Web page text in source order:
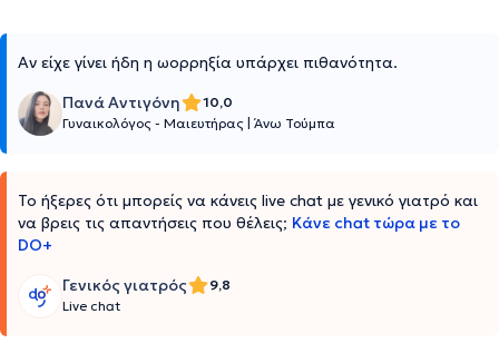
Αν είχε γίνει ήδη η ωορρηξία υπάρχει πιθανότητα.
Πανά Αντιγόνη
10,0
Γυναικολόγος - Μαιευτήρας Άνω Τούμπα
Το ήξερες ότι μπορείς να κάνεις live chat με γενικό γιατρό και
να βρεις τις απαντήσεις που θέλεις; Κάνε chat τώρα με το
DO+
Γενικός γιατρός
9,8
Live chat